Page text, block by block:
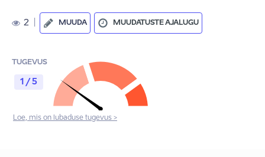
2 MUUDA MUUDATUSTE AJALUGU
TUGEVUS
1 / 5
Loe, mis on lubaduse tugevus >